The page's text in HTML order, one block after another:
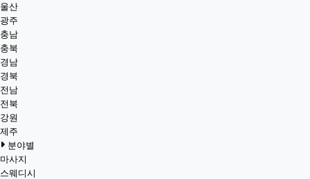
울산
광주
충남
충북
경남
경북
전남
전북
강원
제주
분야별
마사지
스웨디시